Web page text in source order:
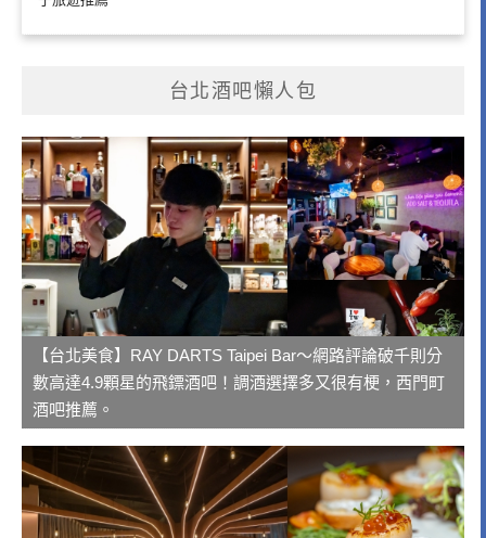
台北酒吧懶人包
【台北美食】RAY DARTS Taipei Bar～網路評論破千則分
數高達4.9顆星的飛鏢酒吧！調酒選擇多又很有梗，西門町
酒吧推薦。